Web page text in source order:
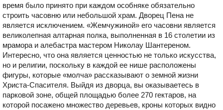
время было принято при каждом особняке обязательно
строить часовню или небольшой храм. Дворец Пена не
является исключением. «Жемчужиной» его часовни является
великолепная алтарная полка, выполненная в 16 столетии из
мрамора и алебастра мастером Николау Шантереном.
Интересно, что она является ценностью не только искусства,
но и религии, поскольку в каждой ее нише расположены
фигуры, которые «молча» рассказывают о земной жизни
Христа-Спасителя. Выйдя из дворца, вы оказываетесь в
парковой зоне, общей площадью более 270 гектаров, на
которой посажено множество деревьев, кроны которых видно